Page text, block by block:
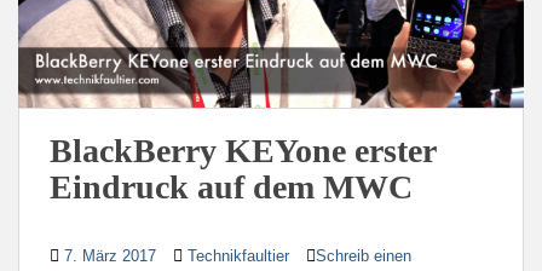
BlackBerry KEYone erster
Eindruck auf dem MWC
7. März 2017 Technikfaultier
Schreib einen